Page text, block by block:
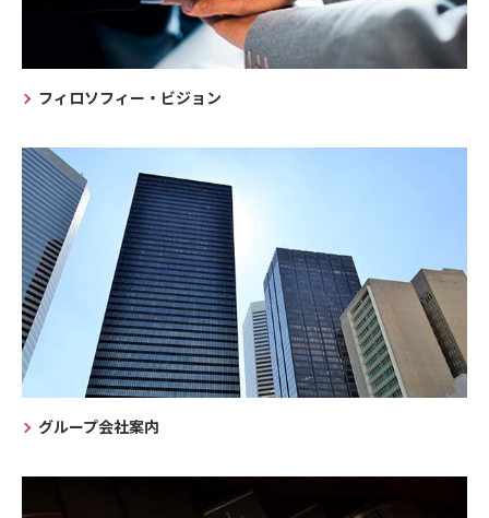
フィロソフィー・ビジョン
グループ会社案内